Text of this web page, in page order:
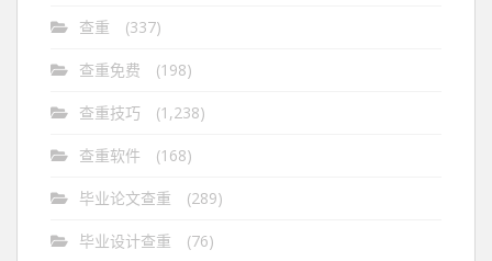
查重 (337)
查重免费 (198)
查重技巧 (1,238)
查重软件 (168)
毕业论文查重 (289)
毕业设计查重 (76)